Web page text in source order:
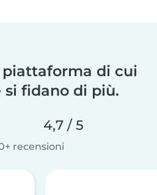
piattaforma di cui
fidano di più.
4,7 / 5
recensioni